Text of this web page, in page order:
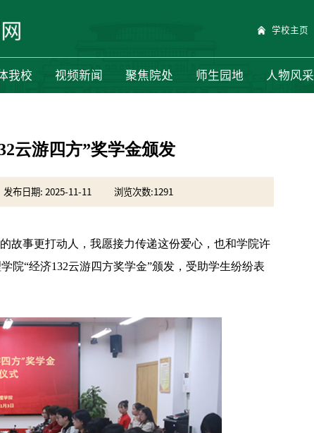
学校主页
我校 视频新闻 聚焦院处 师生园地 人物风采
云游四方”奖学金颁发
发布日期: 2025-11-11 浏览次数:1291
故事更打动人，我愿接力传递这份爱心，也和学院许
院“经济132云游四方奖学金”颁发，受助学生纷纷表